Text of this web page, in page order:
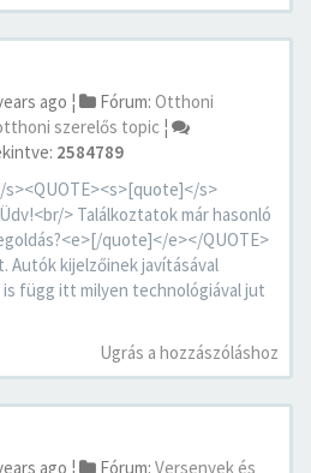
ago ¦ Fórum: Otthoni
szerelős topic ¦
2584789
s>
> Találkoztatok már hasonló
quote]</e></QUOTE>
Autók kijelzőinek javításával
függ itt milyen technológiával jut
Ugrás a hozzászóláshoz
ago ¦ Fórum: Versenyek és